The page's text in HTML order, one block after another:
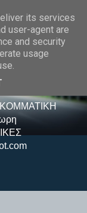
its services
user-agent are
and security
usage